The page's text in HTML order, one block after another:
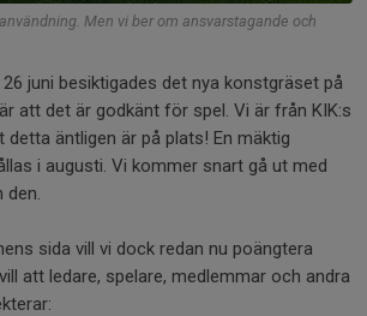
Men vi ber om ansvarstagande och
juni besiktigades det nya konstgräset på
att det är godkänt för spel. Vi är från KIK:s
detta äntligen är på plats! En mäktig
i augusti. Vi kommer snart gå ut med
den.
sida vill vi dock redan nu poängtera
att ledare, spelare, medlemmar och andra